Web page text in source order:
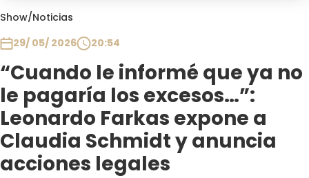
Show/Noticias
29/ 05/ 2026
20:54
“Cuando le informé que ya no
le pagaría los excesos…”:
Leonardo Farkas expone a
Claudia Schmidt y anuncia
acciones legales
Club De La Comedia
Plan Perfecto
El Tiempo
Sabingo
Todos Los Programas